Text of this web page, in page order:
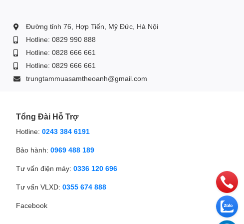
Đường tỉnh 76, Hợp Tiến, Mỹ Đức, Hà Nội
Hotline: 0829 990 888
Hotline: 0828 666 661
Hotline: 0829 666 661
trungtammuasamtheoanh@gmail.com
Tổng Đài Hỗ Trợ
Hotline: 0243 384 6191
Bảo hành: 0969 488 189
Tư vấn điện máy: 0336 120 696
Tư vấn VLXD: 0355 674 888
Facebook